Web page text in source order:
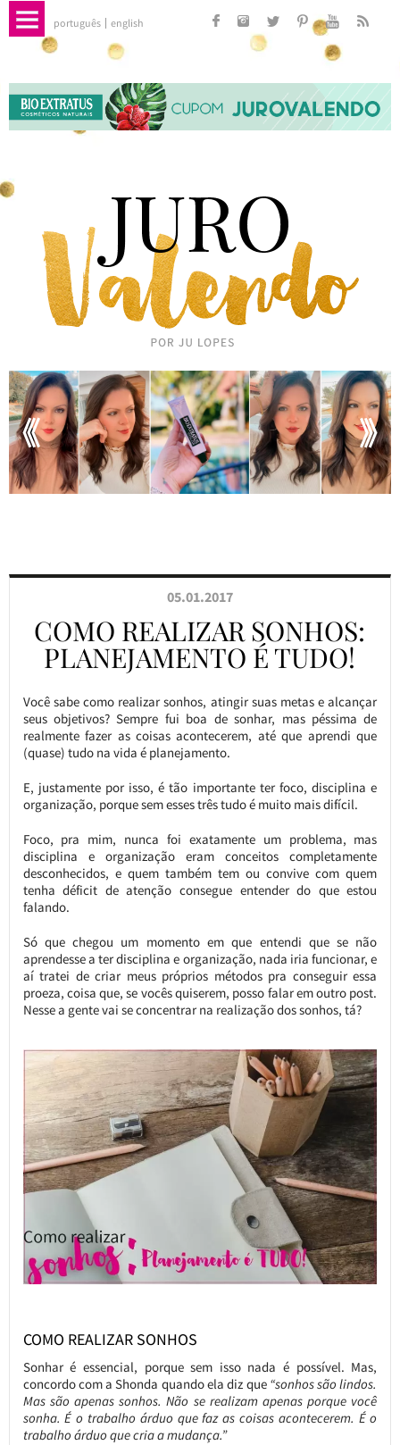
português english
05.01.2017
COMO REALIZAR SONHOS:
PLANEJAMENTO É TUDO!
Você sabe como realizar sonhos, atingir suas metas e alcançar
seus objetivos? Sempre fui boa de sonhar, mas péssima de
realmente fazer as coisas acontecerem, até que aprendi que
(quase) tudo na vida é planejamento.
E, justamente por isso, é tão importante ter foco, disciplina e
organização, porque sem esses três tudo é muito mais difícil.
Foco, pra mim, nunca foi exatamente um problema, mas
disciplina e organização eram conceitos completamente
desconhecidos, e quem também tem ou convive com quem
tenha déficit de atenção consegue entender do que estou
falando.
Só que chegou um momento em que entendi que se não
aprendesse a ter disciplina e organização, nada iria funcionar, e
aí tratei de criar meus próprios métodos pra conseguir essa
proeza, coisa que, se vocês quiserem, posso falar em outro post.
Nesse a gente vai se concentrar na realização dos sonhos, tá?
COMO REALIZAR SONHOS
Sonhar é essencial, porque sem isso nada é possível. Mas,
concordo com a Shonda quando ela diz que “sonhos são lindos.
Mas são apenas sonhos. Não se realizam apenas porque você
sonha. É o trabalho árduo que faz as coisas acontecerem. É o
trabalho árduo que cria a mudança.”